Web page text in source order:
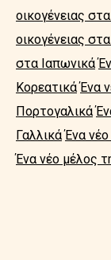
οικογένειας
οικογένειας
στα Ιαπωνικά
Κορεατικά Ένα
Πορτογαλικά
Γαλλικά Ένα
Ένα νέο μέλος